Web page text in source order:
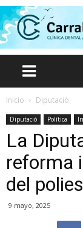
Inicio Diputació
Diputació Política
La
reforma
del
9 mayo, 2025